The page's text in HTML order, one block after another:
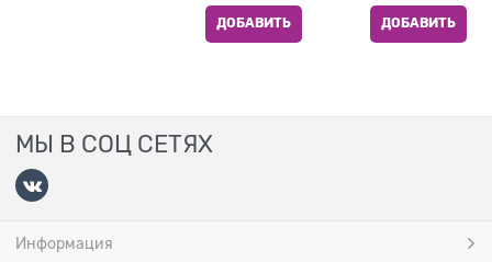
ДОБАВИТЬ ДОБАВИТЬ
МЫ В СОЦ СЕТЯХ
Информация